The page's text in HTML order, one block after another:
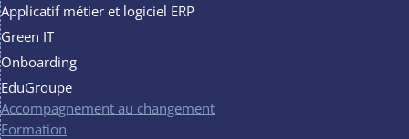
Applicatif métier et logiciel ERP
Green IT
Onboarding
EduGroupe
Accompagnement au changement
Formation